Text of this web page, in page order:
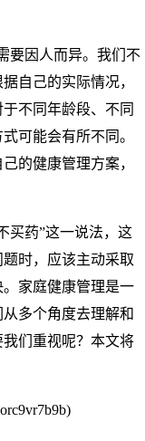
要因人而异。我们不
自己的实际情况，
不同年龄段、不同
可能会有所不同。
的健康管理方案，
买药”这一说法，这
时，应该主动采取
家庭健康管理是一
多个角度去理解和
们重视呢？本文将